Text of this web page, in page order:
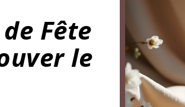
Fête
le